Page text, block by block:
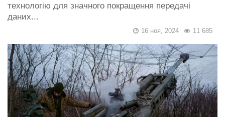
технологію для значного покращення передачі
даних...
11 685
16 ноя, 2024